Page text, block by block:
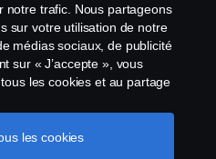
notre trafic. Nous partageons
sur votre utilisation de notre
médias sociaux, de publicité
sur « J’accepte », vous
les cookies et au partage
des cookies » et en
que vous souhaitez
les cookies